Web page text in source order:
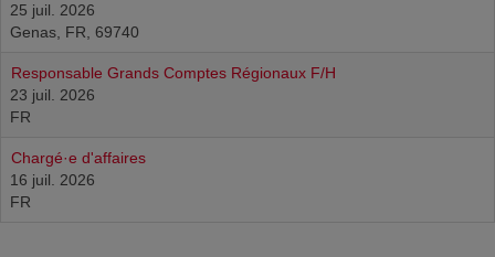
25 juil. 2026
Genas, FR, 69740
Responsable Grands Comptes Régionaux F/H
23 juil. 2026
FR
Chargé·e d'affaires
16 juil. 2026
FR